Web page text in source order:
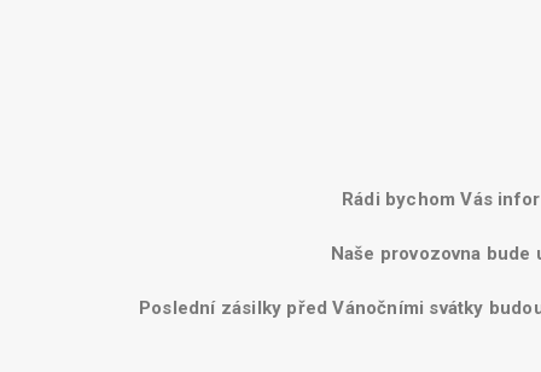
Rádi bychom Vás
Naše provozovna
Poslední zásilky před Vánočními svátky